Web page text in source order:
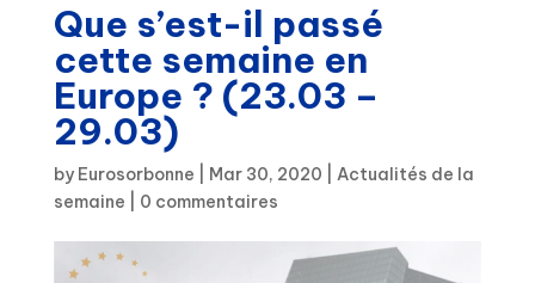
Que s’est-il passé
cette semaine en
Europe ? (23.03 –
29.03)
by Eurosorbonne Mar 30, 2020
Actualités de la
semaine
0 commentaires